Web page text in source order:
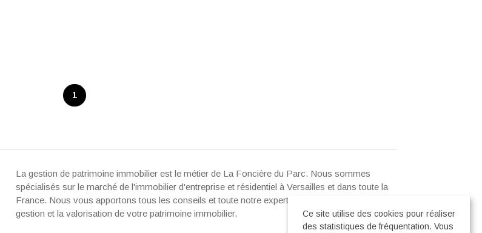
1
La gestion de patrimoine immobilier est le métier de La Foncière du Parc. Nous sommes
spécialisés sur le marché de l'immobilier d'entreprise et résidentiel à Versailles et dans toute la
France. Nous vous apportons tous les conseils et toute notre expertise pour la conservation, la
gestion et la valorisation de votre patrimoine immobilier.
Ce site utilise des cookies pour réaliser
des statistiques de fréquentation. Vous